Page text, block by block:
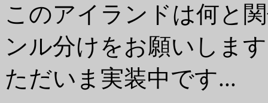
このアイランドは何と
ンル分けをお願いしま
ただいま実装中です...